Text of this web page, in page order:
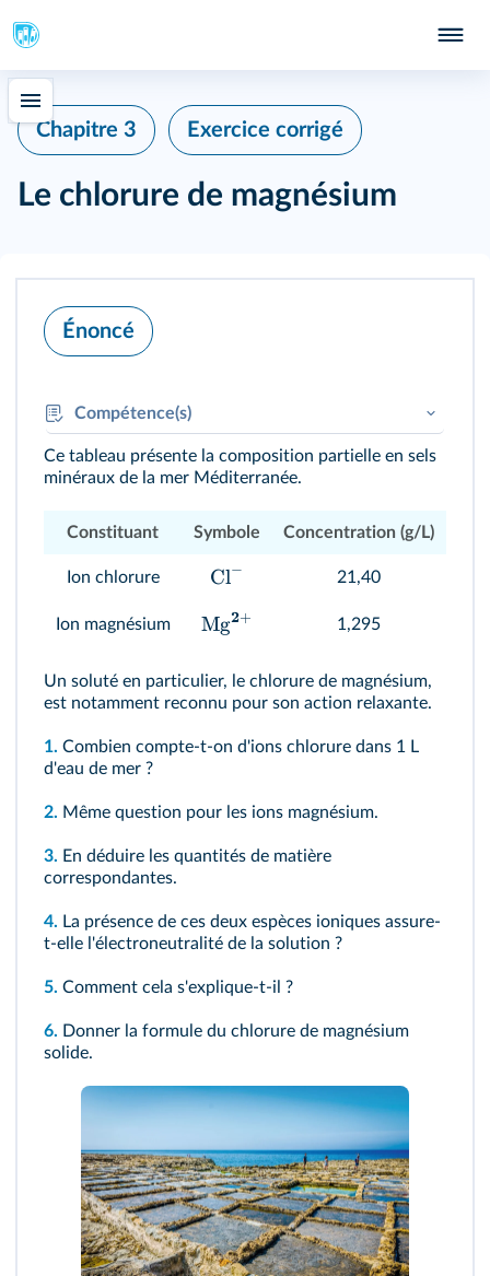
Chapitre 3 Exercice corrigé
Le chlorure de magnésium
Énoncé
Compétence(s)
ANA :Faire le lien entre les modèles
microscopiques et les grandeurs
Ce tableau présente la composition partielle en sels
minéraux de la mer Méditerranée.
Constituant Symbole Concentration (g/L)
Ion chlorure Cl− 21,40
Ion magnésium Mg2+ 1,295
Un soluté en particulier, le chlorure de magnésium,
est notamment reconnu pour son action relaxante.
1. Combien compte-t-on d'ions chlorure dans 1 L
d'eau de mer ?
2. Même question pour les ions magnésium.
3. En déduire les quantités de matière
correspondantes.
4. La présence de ces deux espèces ioniques assure-
t-elle l'électroneutralité de la solution ?
5. Comment cela s'explique-t-il ?
6. Donner la formule du chlorure de magnésium
solide.